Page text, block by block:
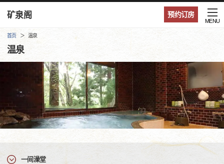
预约订房
矿泉阁
MENU
首页 温泉
温泉
一间澡堂